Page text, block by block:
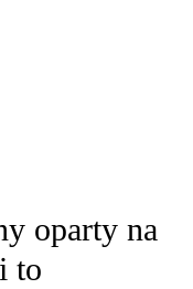
oparty na
to